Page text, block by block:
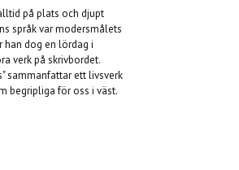
på plats och djupt
språk var modersmålets
han dog en lördag i
verk på skrivbordet.
sammanfattar ett livsverk
begripliga för oss i väst.